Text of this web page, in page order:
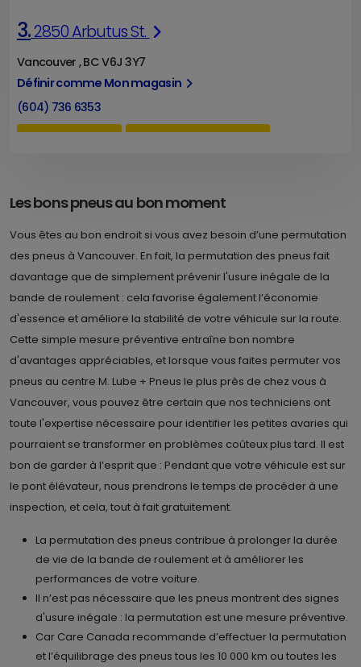
3.2850 Arbutus St.
Vancouver , BC V6J 3Y7
Définir comme Mon magasin
(604) 736 6353
4.1291 East Hastings
Vancouver , BC V6A 1S4
Définir comme Mon magasin
(604) 251 9855
ITINÉRAIRE DÉTAILS DU MAGASIN
Les bons pneus au bon moment
Vous êtes au bon endroit si vous avez besoin d’une permutation
des pneus à Vancouver. En fait, la permutation des pneus fait
davantage que de simplement prévenir l'usure inégale de la
bande de roulement : cela favorise également l’économie
d'essence et améliore la stabilité de votre véhicule sur la route.
Cette simple mesure préventive entraîne bon nombre
d'avantages appréciables, et lorsque vous faites permuter vos
pneus au centre M. Lube + Pneus le plus près de chez vous à
Vancouver, vous pouvez être certain que nos techniciens ont
toute l'expertise nécessaire pour identifier les petites avaries qui
pourraient se transformer en problèmes coûteux plus tard. Il est
bon de garder à l’esprit que : Pendant que votre véhicule est sur
le pont élévateur, nous prendrons le temps de procéder à une
inspection, et cela, tout à fait gratuitement.
La permutation des pneus contribue à prolonger la durée
de vie de la bande de roulement et à améliorer les
performances de votre voiture.
Il n’est pas nécessaire que les pneus montrent des signes
d'usure inégale : la permutation est une mesure préventive.
Car Care Canada recommande d’effectuer la permutation
et l’équilibrage des pneus tous les 10 000 km ou toutes les